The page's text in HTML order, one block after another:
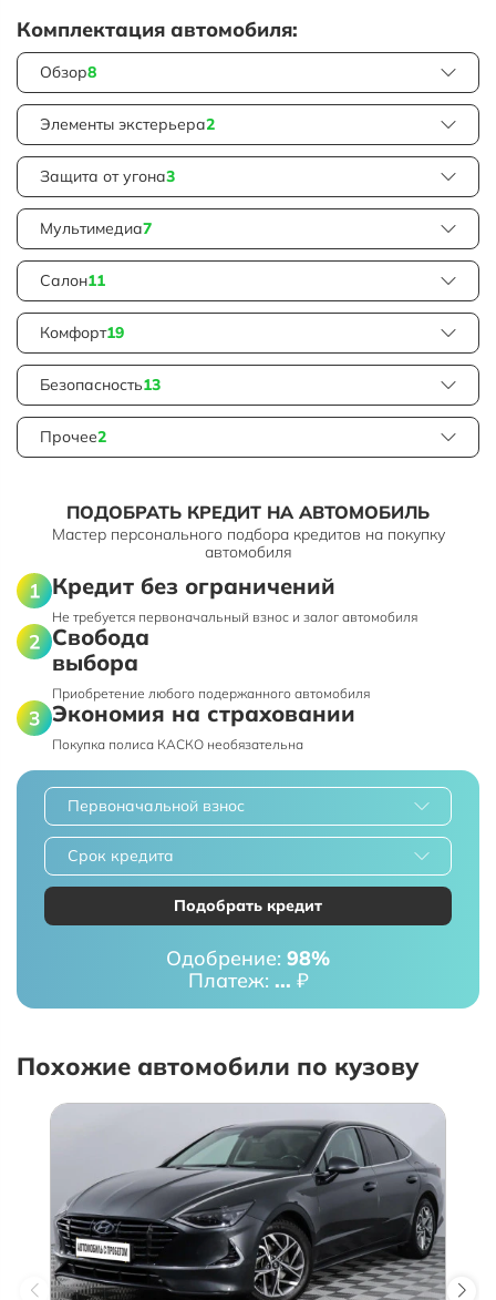
Комплектация автомобиля:
Обзор8
Элементы экстерьера2
Защита от угона3
Мультимедиа7
Салон11
Комфорт19
Безопасность13
Прочее2
ПОДОБРАТЬ КРЕДИТ НА АВТОМОБИЛЬ
Мастер персонального подбора кредитов на покупку
автомобиля
Кредит без ограничений
Не требуется первоначальный взнос и залог автомобиля
Свобода
выбора
Приобретение любого подержанного автомобиля
Экономия на страховании
Покупка полиса КАСКО необязательна
Первоначальной взнос
Срок кредита
Подобрать кредит
Одобрение: 98%
Платеж: ... ₽
Похожие автомобили по кузову